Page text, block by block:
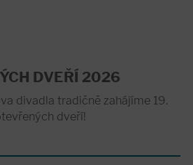
DVEŘÍ 2026
divadla tradičně zahájíme 19.
dveří!